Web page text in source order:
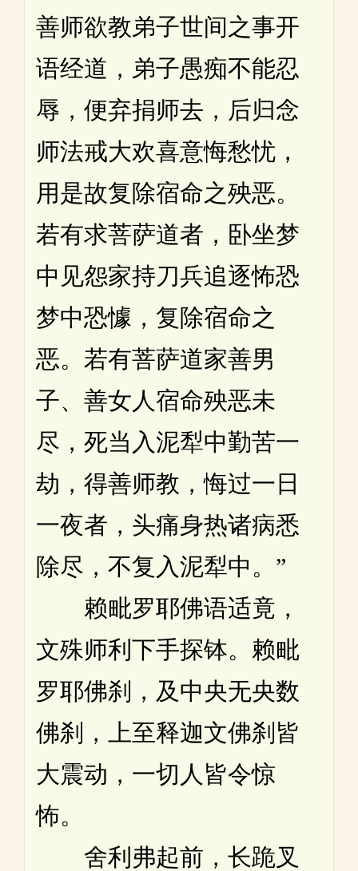
善师欲教弟子世间之事开
语经道，弟子愚痴不能忍
辱，便弃捐师去，后归念
师法戒大欢喜意悔愁忧，
用是故复除宿命之殃恶。
若有求菩萨道者，卧坐梦
中见怨家持刀兵追逐怖恐
梦中恐懅，复除宿命之
恶。若有菩萨道家善男
子、善女人宿命殃恶未
尽，死当入泥犁中勤苦一
劫，得善师教，悔过一日
一夜者，头痛身热诸病悉
除尽，不复入泥犁中。”
赖毗罗耶佛语适竟，
文殊师利下手探钵。赖毗
罗耶佛刹，及中央无央数
佛刹，上至释迦文佛刹皆
大震动，一切人皆令惊
怖。
舍利弗起前，长跪叉